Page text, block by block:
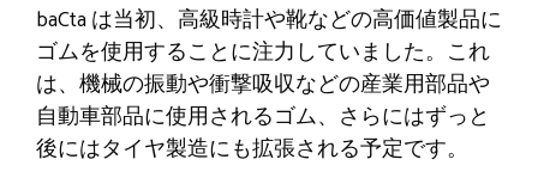
baCta は当初、高級時計や靴などの高価値製品に
ゴムを使用することに注力していました。これ
は、機械の振動や衝撃吸収などの産業用部品や
自動車部品に使用されるゴム、さらにはずっと
後にはタイヤ製造にも拡張される予定です。